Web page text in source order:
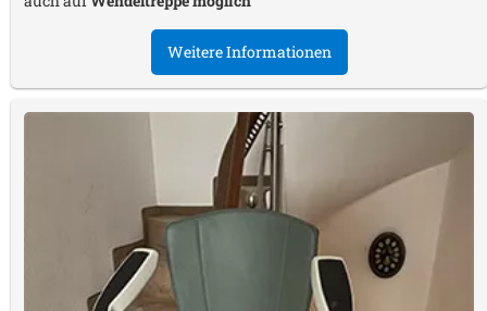
Weitere Informationen